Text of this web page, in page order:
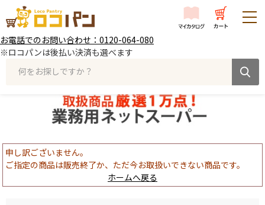
お電話でのお問い合わせ：0120-064-080
※ロコパンは後払い決済も選べます
何をお探しですか？
申し訳ございません。
ご指定の商品は販売終了か、ただ今お取扱いできない商品です。
ホームへ戻る